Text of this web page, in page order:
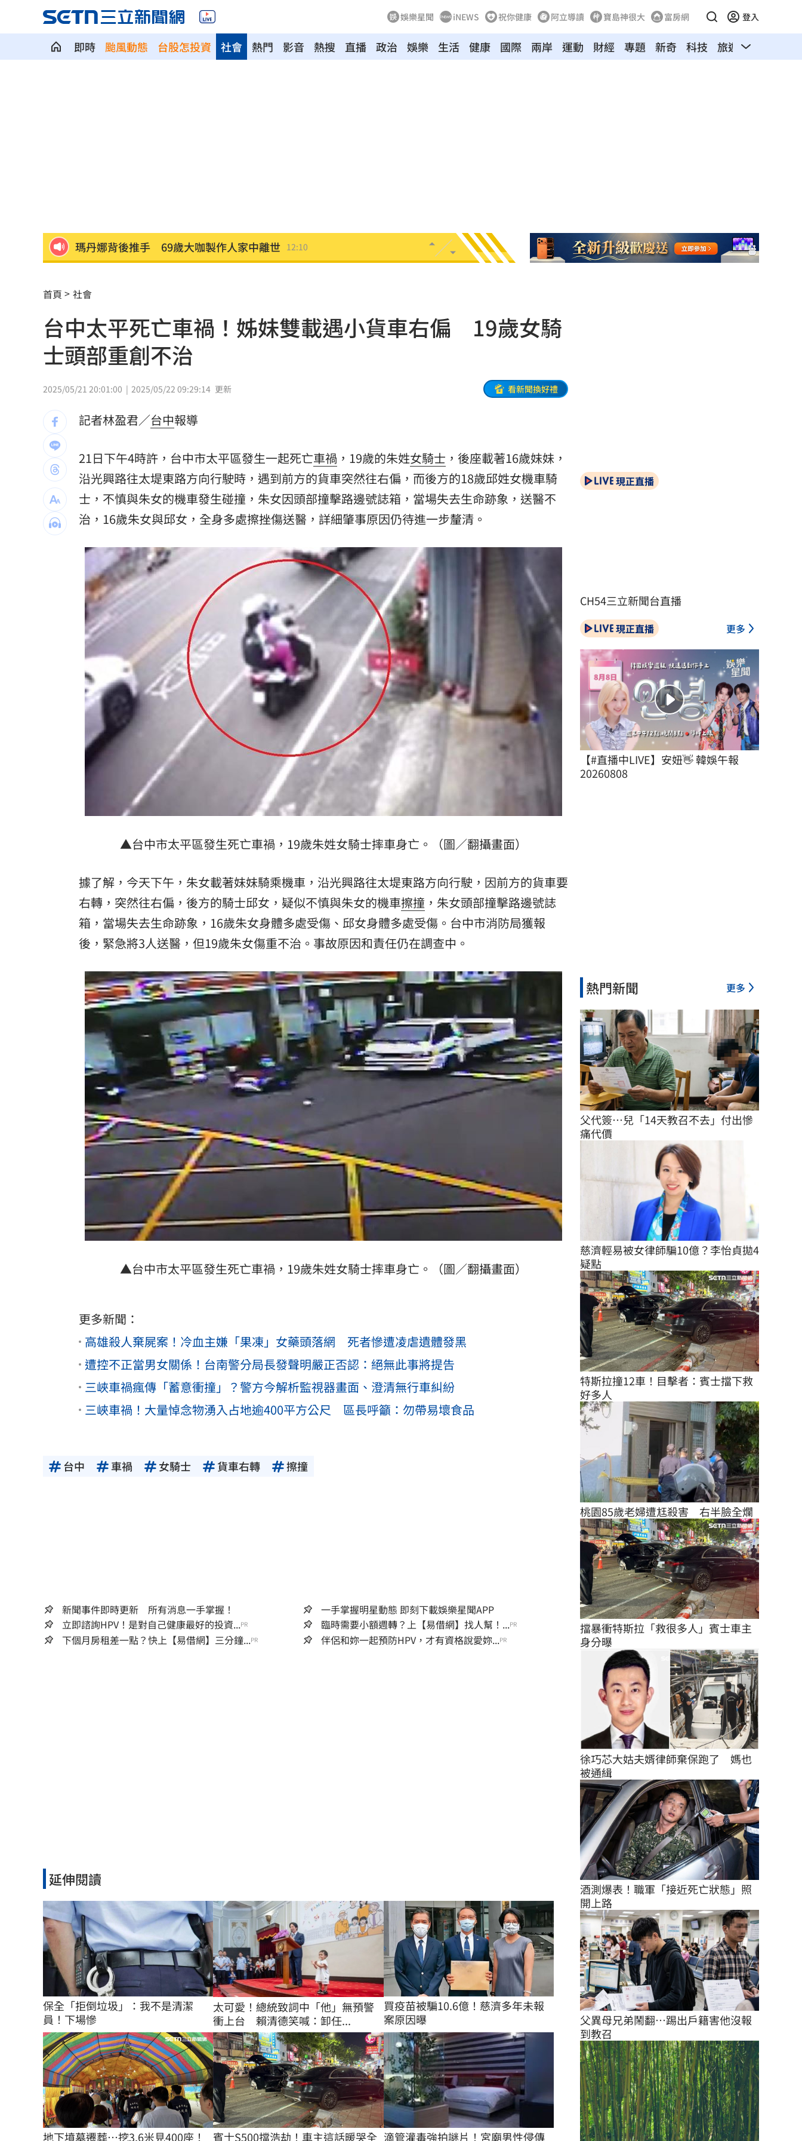
娛樂星聞 iNEWS 祝你健康 阿立導讀 寶島神很大 富房網 登入
即時 颱風動態 台股怎投資 熱門 影音 熱搜 直播 政治
社會 娛樂 生活 健康 國際 兩岸 運動 財經 專題 新奇 科技 旅遊 汽車
不滿被碎念 尪抓狂揮金屬拐杖殺妻遭收押 12:07
謝金燕凌晨淚憶豬哥亮！一句話藏深情告白 12:00
遭謝金河轟「顛倒黑白」 蔣萬安回應了
撞臉大咖韓星！《陽光》導演簽下台大正妹
台大3碩1博疑學歷造假 姜厚任女友發聲了
父親節提政見禮包 蘇巧慧：要做最強後盾 11:54
楊千霈一人扛2女兒出國！突崩潰大哭 11:49
王凱生前暴瘦！經紀人曝「這裡」出狀況 11:48
見放火翻垃圾找相機 黃豪平憶16年前往事 11:47
中國藉颱風交管台海船舶 ！陸委會回擊
白海豚甩雨彈！週末炸大雨區域曝光 11:35
台灣彩券開獎直播中 20:31
LIVE三立+24小時直播 15:27
三立iNEWS新聞台線上直播 18:00
AI時代！威力馬導入智慧營運系統提升效率 12:00
台彩父親節推新刮刮樂千萬頭獎超「爸」氣 12:00
商場戰國來臨 台中「頂奢大道」逐漸成形 12:00
「拍片人的多重宇宙」職涯論壇9/12登場！ 10:30
首頁 社會
台中太平死亡車禍！姊妹雙載遇小貨車右偏 19歲女騎
士頭部重創不治
2025/05/21 20:01:00 2025/05/22 09:29:14 更新 看新聞換好禮
記者林盈君／台中報導
21日下午4時許，台中市太平區發生一起死亡車禍 ，19歲的朱姓女騎士 ，後座載著16歲妹妹，
沿光興路往太堤東路方向行駛時，遇到前方的貨車突然往右偏，而後方的18歲邱姓女機車騎
士，不慎與朱女的機車發生碰撞，朱女因頭部撞擊路邊號誌箱，當場失去生命跡象，送醫不
治，16歲朱女與邱女，全身多處擦挫傷送醫，詳細肇事原因仍待進一步釐清。
▲台中市太平區發生死亡車禍，19歲朱姓女騎士摔車身亡。（圖／翻攝畫面）
據了解，今天下午，朱女載著妹妹騎乘機車，沿光興路往太堤東路方向行駛，因前方的貨車要
右轉，突然往右偏，後方的騎士邱女，疑似不慎與朱女的機車擦撞 ，朱女頭部撞擊路邊號誌
箱，當場失去生命跡象，16歲朱女身體多處受傷、邱女身體多處受傷。台中市消防局獲報
後，緊急將3人送醫，但19歲朱女傷重不治。事故原因和責任仍在調查中。
▲台中市太平區發生死亡車禍，19歲朱姓女騎士摔車身亡。（圖／翻攝畫面）
更多新聞：
高雄殺人棄屍案！冷血主嫌「果凍」女藥頭落網 死者慘遭凌虐遺體發黑
遭控不正當男女關係！台南警分局長發聲明嚴正否認：絕無此事將提告
三峽車禍瘋傳「蓄意衝撞」？警方今解析監視器畫面、澄清無行車糾紛
三峽車禍！大量悼念物湧入占地逾400平方公尺 區長呼籲：勿帶易壞食品
台中 車禍 女騎士 貨車右轉 擦撞
新聞事件即時更新 所有消息一手掌握！
一手掌握明星動態 即刻下載娛樂星聞APP
立即諮詢HPV！是對自己健康最好的投資...PR 臨時需要小額週轉？上【易借網】找人幫！...PR
下個月房租差一點？快上【易借網】三分鐘...PR 伴侶和妳一起預防HPV，才有資格說愛妳...PR
延伸閱讀
保全「拒倒垃圾」：我不是清潔
員！下場慘
太可愛！總統致詞中「他」無預警
衝上台 賴清德笑喊：卸任...
買疫苗被騙10.6億！慈濟多年未報
案原因曝
地下墳墓遷葬…挖3.6米見400座！ 賓士S500擋浩劫！車主這話暖哭全 滴管灌毒強拍謎片！宮廟男性侵傳
現正直播
CH54三立新聞台直播
現正直播 更多
【#直播中LIVE】安妞👋 韓娛午報
20260808
熱門新聞 更多
父代簽…兒「14天教召不去」付出慘
痛代價
慈濟輕易被女律師騙10億？李怡貞拋4
疑點
特斯拉撞12車！目擊者：賓士擋下救
好多人
桃園85歲老婦遭尪殺害　右半臉全爛
擋暴衝特斯拉「救很多人」賓士車主
身分曝
徐巧芯大姑夫婿律師棄保跑了　媽也
被通緝
酒測爆表！職軍「接近死亡狀態」照
開上路
父異母兄弟鬧翻…踢出戶籍害他沒報
到教召